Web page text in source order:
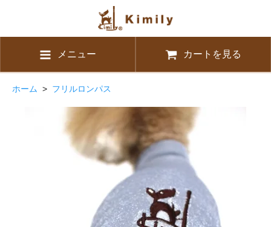
メニュー カートを見る
ホーム > フリルロンパス